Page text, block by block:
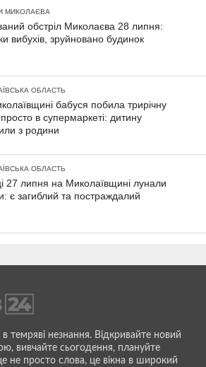
МИКОЛАЄВА
обстріл Миколаєва 28 липня:
вибухів, зруйновано будинок
ОБЛАСТЬ
бабуся побила трирічну
в супермаркеті: дитину
з родини
ОБЛАСТЬ
27 липня на Миколаївщині лунали
є загиблий та постраждалий
в темряві незнання. Відкривайте новий
вивчайте сьогодення, плануйте
не просто слова, це вікна в широкий